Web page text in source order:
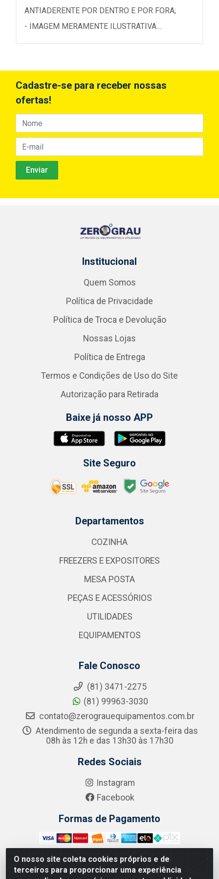
ANTIADERENTE POR DENTRO E POR FORA;
- IMAGEM MERAMENTE ILUSTRATIVA....
O nosso site coleta cookies próprios e de
terceiros para proporcionar uma experiência
Cadastre-se para receber nossas
ofertas!
Institucional
Quem Somos
Política de Privacidade
Política de Troca e Devolução
Nossas Lojas
Política de Entrega
Termos e Condições de Uso do Site
Autorização para Retirada
Baixe já nosso APP
Site Seguro
Departamentos
COZINHA
FREEZERS E EXPOSITORES
MESA POSTA
PEÇAS E ACESSÓRIOS
UTILIDADES
EQUIPAMENTOS
Fale Conosco
(81) 3471-2275
(81) 99963-3030
contato@zerograuequipamentos.com.br
Atendimento de segunda a sexta-feira das
08h às 12h e das 13h30 às 17h30
Redes Sociais
Instagram
Facebook
Formas de Pagamento
Zero Grau - Rua Jean Emile Favre, 746 - Ipsep,